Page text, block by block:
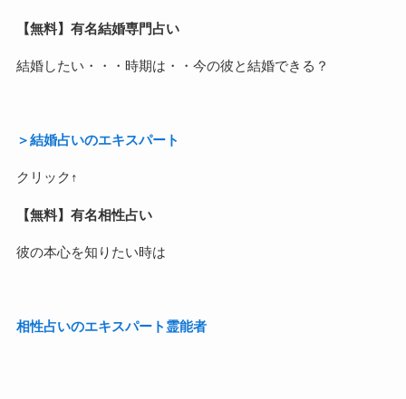
【無料】有名結婚専門占い
結婚したい・・・時期は・・今の彼と結婚できる？
＞結婚占いのエキスパート
クリック↑
【無料】有名相性占い
彼の本心を知りたい時は
相性占いのエキスパート霊能者